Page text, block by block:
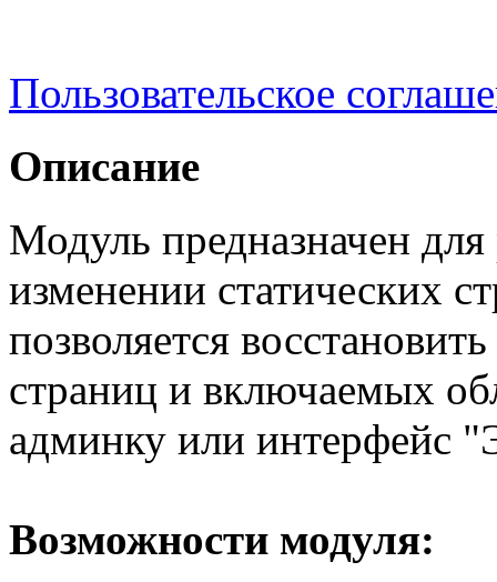
Пользовательское
Описание
Модуль предназначен
изменении статических
позволяется
страниц и включаемых
админку или интерфейс
Возможности модуля: